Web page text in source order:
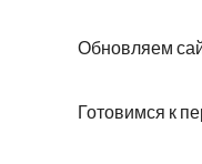
Обновляем
Готовимся к